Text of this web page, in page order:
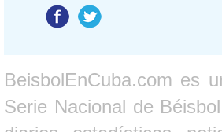
BeisbolEnCuba.com es
Serie Nacional de